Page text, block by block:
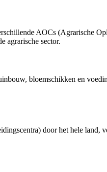
AOCs (Agrarische
agrarische sector.
bloemschikken en
door het hele land,